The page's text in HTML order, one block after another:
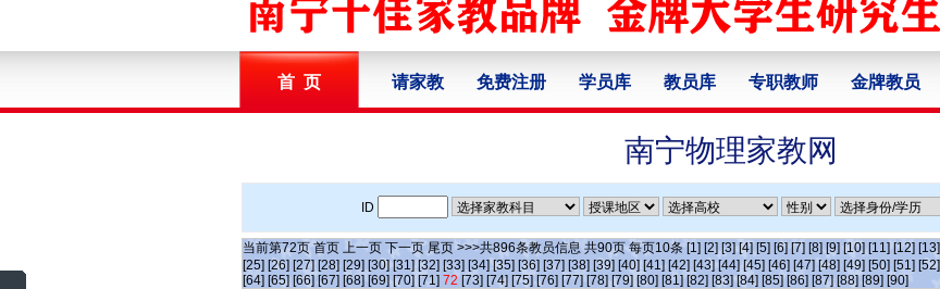
首 页 请家教 免费注册 学员库 教员库 专职教师 金牌教员
南宁物理家教网
ID
当前第72页 首页 上一页 下一页 尾页 >>>共896条教员信息 共90页 每页10条 [1] [2] [3] [4] [5] [6] [7] [8] [9] [10] [11] [12] [13]
[25] [26] [27] [28] [29] [30] [31] [32] [33] [34] [35] [36] [37] [38] [39] [40] [41] [42] [43] [44] [45] [46] [47] [48] [49] [50] [51] [52]
[64] [65] [66] [67] [68] [69] [70] [71] 72 [73] [74] [75] [76] [77] [78] [79] [80] [81] [82] [83] [84] [85] [86] [87] [88] [89] [90]